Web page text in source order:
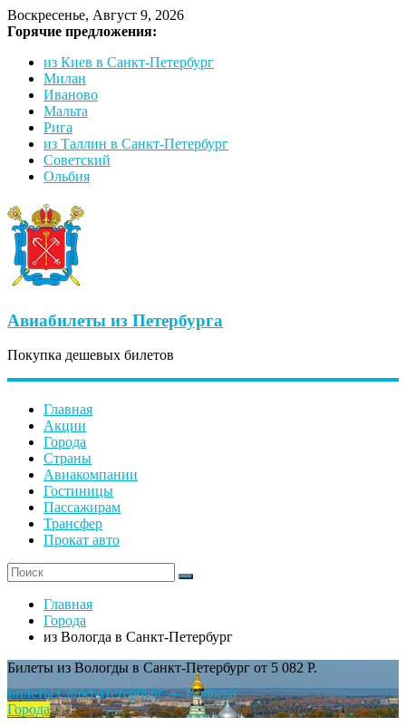
Воскресенье, Август 9, 2026
Горячие предложения:
из Киев в Санкт-Петербург
Милан
Иваново
Мальта
Рига
из Таллин в Санкт-Петербург
Советский
Ольбия
Авиабилеты из Петербурга
Покупка дешевых билетов
Главная
Акции
Города
Страны
Авиакомпании
Гостиницы
Пассажирам
Трансфер
Прокат авто
Главная
Города
из Вологда в Санкт-Петербург
Билеты из Вологды в Санкт-Петербург от 5 082 Р.
Билеты Санкт-Петербург — Вологда
Города